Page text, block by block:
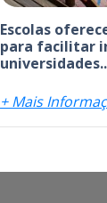
Escolas
para facilitar
+ Mais